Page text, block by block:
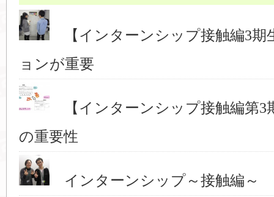
【インターンシップ接触編3期
ョンが重要
【インターンシップ接触編第3
の重要性
インターンシップ～接触編